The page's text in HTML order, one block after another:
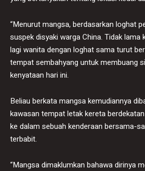
“Menurut mangsa, berdasarkan loghat
suspek disyaki warga China. Tidak lama
lagi wanita dengan loghat sama turut
tempat sembahyang untuk membuang
kenyataan hari ini.
Beliau berkata mangsa kemudiannya
kawasan tempat letak kereta
ke dalam sebuah kenderaan bersama-
terbabit.
“Mangsa dimaklumkan bahawa dirinya